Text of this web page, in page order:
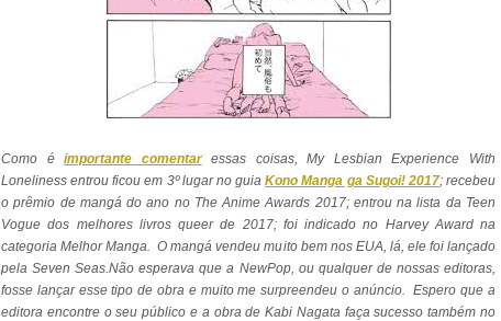
Como éimportante comentaressas coisas, My Lesbian Experience With
Loneliness entrou ficou em 3º lugar no guiaKono Manga ga Sugoi! 2017; recebeu
o prêmio de mangá do ano no The Anime Awards 2017; entrou na lista da Teen
Vogue dos melhores livros queer de 2017; foi indicado no Harvey Award na
categoria Melhor Manga. O mangá vendeu muito bem nos EUA, lá, ele foi lançado
pela Seven Seas.Não esperava que a NewPop, ou qualquer de nossas editoras,
fosse lançar esse tipo de obra e muito me surpreendeu o anúncio. Espero que a
editora encontre o seu público e a obra deKabi Nagata faça sucesso também no